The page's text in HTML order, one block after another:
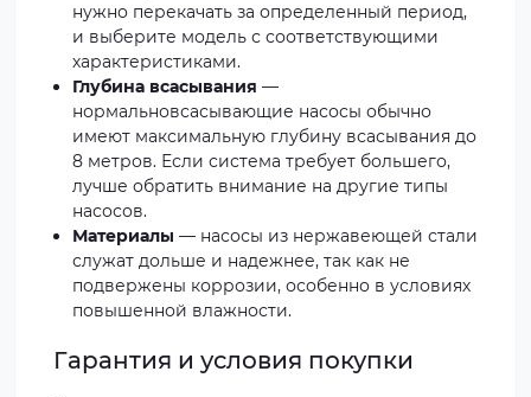
нужно перекачать за определенный период,
и выберите модель с соответствующими
характеристиками.
Глубина всасывания —
нормальновсасывающие насосы обычно
имеют максимальную глубину всасывания до
8 метров. Если система требует большего,
лучше обратить внимание на другие типы
насосов.
Материалы — насосы из нержавеющей стали
служат дольше и надежнее, так как не
подвержены коррозии, особенно в условиях
повышенной влажности.
Гарантия и условия покупки